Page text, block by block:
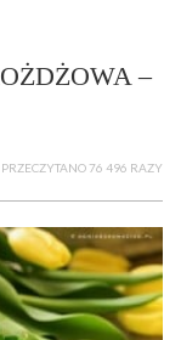
–
PRZECZYTANO 76 496 RAZY